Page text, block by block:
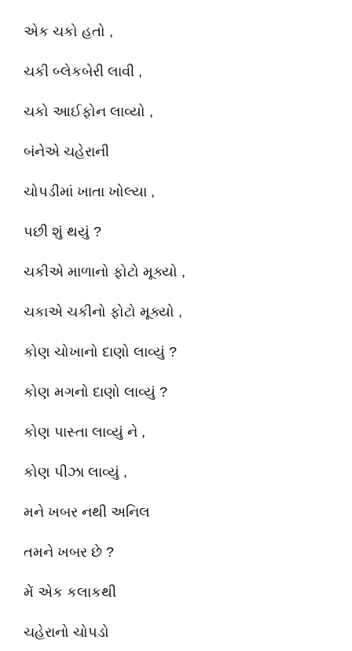
એક ચકો હતો ,
ચકી બ્લેકબેરી લાવી ,
ચકો આઈફોન લાવ્યો ,
બંનેએ ચહેરાની
ચોપડીમાં ખાતા ખોલ્યા ,
પછી શું થયું ?
ચકીએ માળાનો ફોટો મૂક્યો ,
ચકાએ ચકીનો ફોટો મૂક્યો ,
કોણ ચોખાનો દાણો લાવ્યું ?
કોણ મગનો દાણો લાવ્યું ?
કોણ પાસ્તા લાવ્યું ને ,
કોણ પીઝા લાવ્યું ,
મને ખબર નથી અનિલ
તમને ખબર છે ?
મેં એક કલાકથી
ચહેરાનો ચોપડો